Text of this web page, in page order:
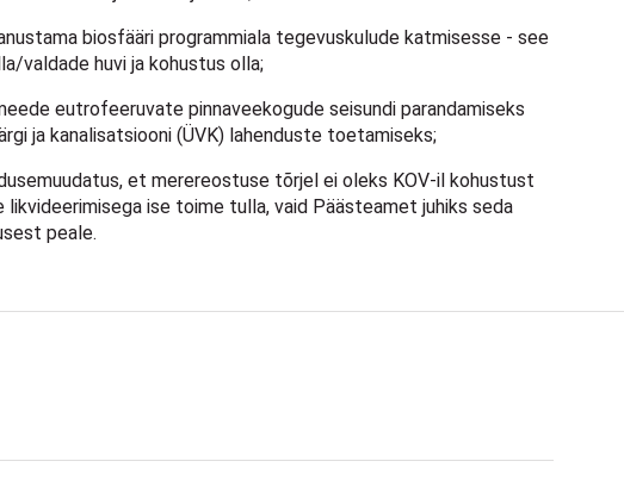
biosfääri programmiala tegevuskulude katmisesse - see
valdade huvi ja kohustus olla;
eutrofeeruvate pinnaveekogude seisundi parandamiseks
ja kanalisatsiooni (ÜVK) lahenduste toetamiseks;
et merereostuse tõrjel ei oleks KOV-il kohustust
likvideerimisega ise toime tulla, vaid Päästeamet juhiks seda
peale.